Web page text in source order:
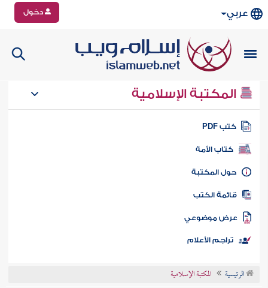
عربي دخول
المكتبة الإسلامية
كتب PDF
كتاب الأمة
المكتبة
الكتب
موضوعي
تراجم الأعلام
الرئيسية المكتبة الإسلامية